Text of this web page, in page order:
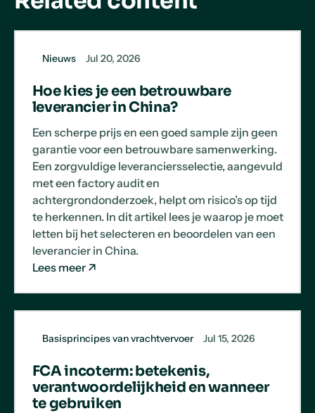
Nieuws Jul 20, 2026
Hoe kies je een betrouwbare
leverancier in China?
Een scherpe prijs en een goed sample zijn geen
garantie voor een betrouwbare samenwerking.
Een zorgvuldige leveranciersselectie, aangevuld
met een factory audit en
achtergrondonderzoek, helpt om risico’s op tijd
te herkennen. In dit artikel lees je waarop je moet
letten bij het selecteren en beoordelen van een
leverancier in China.
Lees meer
Basisprincipes van vrachtvervoer Jul 15, 2026
FCA incoterm: betekenis,
verantwoordelijkheid en wanneer
te gebruiken